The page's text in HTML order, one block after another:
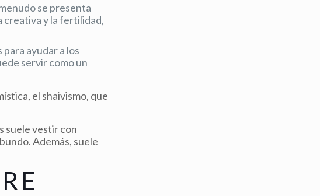
se presenta
creativa y la fertilidad,
ayudar a los
servir como un
el shaivismo, que
suele vestir con
Además, suele